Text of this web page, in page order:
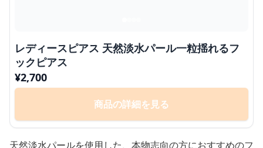
レディースピアス 天然淡水パール一粒揺れるフ
ックピアス
¥2,700
商品の詳細を見る
天然淡水パールを使用した、本物志向の方におすすめのフ